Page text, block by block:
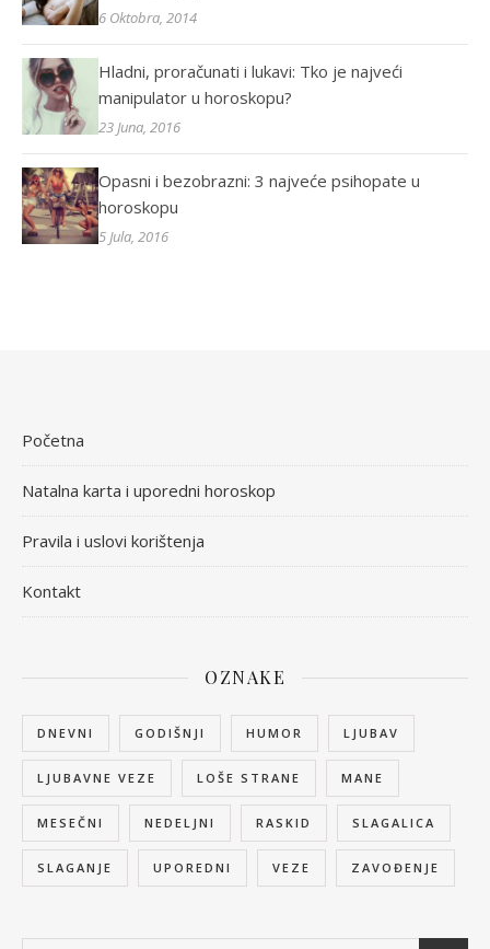
6 Oktobra, 2014
Hladni, proračunati i lukavi: Tko je najveći
manipulator u horoskopu?
23 Juna, 2016
Opasni i bezobrazni: 3 najveće psihopate u
horoskopu
5 Jula, 2016
Početna
Natalna karta i uporedni horoskop
Pravila i uslovi korištenja
Kontakt
OZNAKE
DNEVNI GODIŠNJI HUMOR LJUBAV
LJUBAVNE VEZE LOŠE STRANE MANE
MESEČNI NEDELJNI RASKID SLAGALICA
SLAGANJE UPOREDNI VEZE ZAVOĐENJE